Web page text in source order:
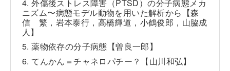
4. 外傷後ストレス障害（PTSD）の分子病態メカ
ニズム〜病態モデル動物を用いた解析から【森
信 繁，岩本泰行，高橋輝道，小鶴俊郎，山脇成
人】
5. 薬物依存の分子病態【曽良一郎】
6. てんかん＝チャネロパチー？【山川和弘】